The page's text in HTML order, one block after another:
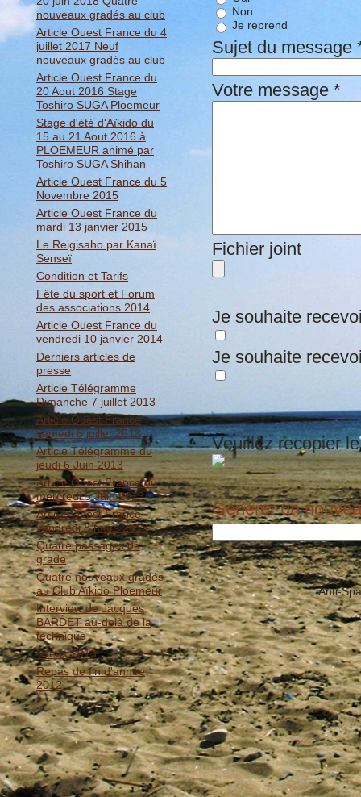
nouveaux gradés au club
Article Ouest France du 4
juillet 2017 Neuf
nouveaux gradés au club
Article Ouest France du
20 Aout 2016 Stage
Toshiro SUGA Ploemeur
Stage d'été d'Aïkido du
15 au 21 Aout 2016 à
PLOEMEUR animé par
Toshiro SUGA Shihan
Article Ouest France du 5
Novembre 2015
Article Ouest France du
mardi 13 janvier 2015
Le Reigisaho par Kanaï
Senseï
Condition et Tarifs
Fête du sport et Forum
des associations 2014
Article Ouest France du
vendredi 10 janvier 2014
Derniers articles de
presse
Article Télégramme
Dimanche 7 juillet 2013
Article Ouest France
samedi 6 juillet 2013
Article Télégramme du
jeudi 6 Juin 2013
Article Ouest France du
mercredi 5 Juin 2013
Article Ouest France
vendredi 8 mars 2013
Quatre passages de
grade
Quatre nouveaux gradés
au Club Aïkido Ploemeur
Interview de Jacques
BARDET au-delà de la
technique
Voeux 2013
Repas de fin d'année
2012
Non
Je reprend
Sujet du message
Votre message *
Fichier joint
Je souhaite
Je souhaite
Veuillez recopier
Générer un
Anti-